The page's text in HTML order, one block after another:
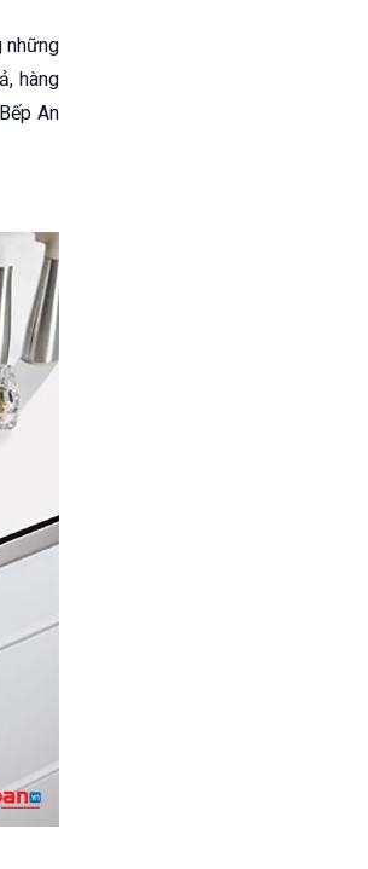
những
hàng
An